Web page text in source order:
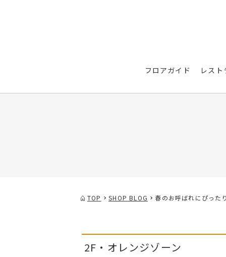
フロアガイド レスト
TOP SHOP BLOG 春のお呼ばれにぴった
2F・オレンジゾーン